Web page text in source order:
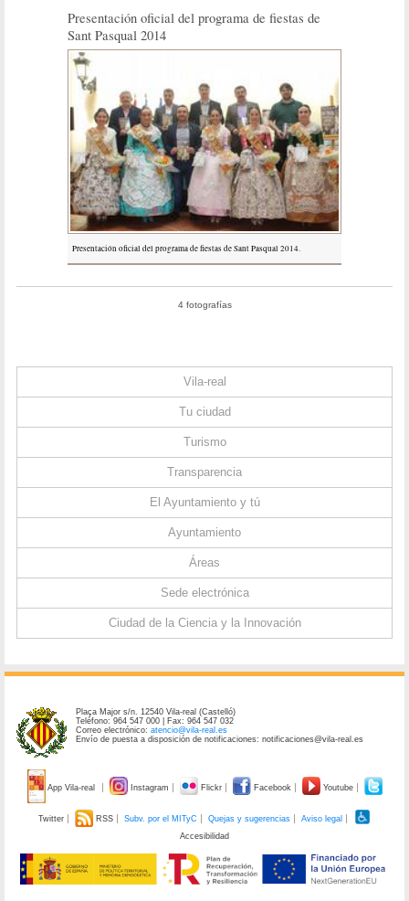
Presentación oficial del programa de fiestas de
Sant Pasqual 2014
Presentación oficial del programa de fiestas de Sant Pasqual 2014.
4 fotografías
Vila-real
Tu ciudad
Turismo
Transparencia
El Ayuntamiento y tú
Ayuntamiento
Áreas
Sede electrónica
Ciudad de la Ciencia y la Innovación
Plaça Major s/n. 12540 Vila-real (Castelló)
Teléfono: 964 547 000 | Fax: 964 547 032
Correo electrónico:atencio@vila-real.es
Envío de puesta a disposición de notificaciones: notificaciones@vila-real.es
App Vila-real Instagram Flickr Facebook Youtube
Twitter RSS Subv. por el MITyC Quejas y sugerencias
Aviso legal
Accesibilidad